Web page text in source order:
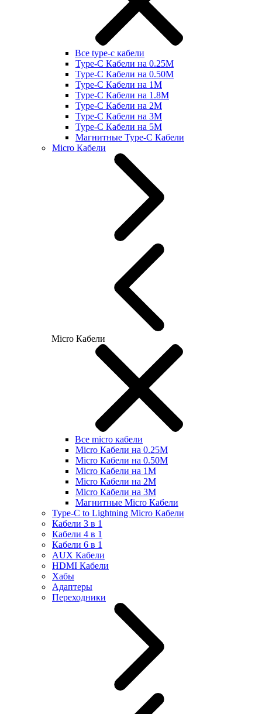
Все type-c кабели
Type-C Кабели на 0.25М
Type-C Кабели на 0.50М
Type-C Кабели на 1М
Type-C Кабели на 1.8М
Type-C Кабели на 2М
Type-C Кабели на 3М
Type-C Кабели на 5М
Магнитные Type-C Кабели
Micro Кабели
Micro Кабели
Все micro кабели
Micro Кабели на 0.25М
Micro Кабели на 0.50М
Micro Кабели на 1М
Micro Кабели на 2М
Micro Кабели на 3М
Магнитные Micro Кабели
Type-C to Lightning Micro Кабели
Кабели 3 в 1
Кабели 4 в 1
Кабели 6 в 1
AUX Кабели
HDMI Кабели
Хабы
Адаптеры
Переходники